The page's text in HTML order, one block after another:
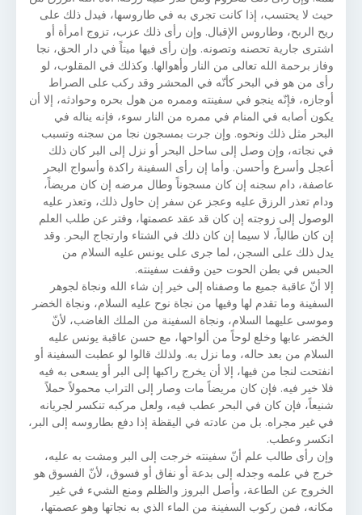
حيث لا يحتسب، إذا كانت تجري به في طاروسها، فيدل ذلك على
ريح الربح، وطاروس الإقبال. وإن رأى ذلك عزب، تزوج امرأة أو
اشترى جارية تحصنه وتصونه. وإن رأى فيها ميتاً في دار الحق، نجا
وفاز برحمة الله تعالى من النار وأهوالها. وكذلك في المقلوب، لو
رأى من هو في البحر كأنّه في المحشر وقد ركب على الصراط
أوجازه، فإنّه ينجو في سفينته وممره من هول بحره وحوادثه، إلا أن
يكون أصابه في المنام في ممره من النار سوء، فإنه يناله في
البحر مثل ذلك ونحوه. وإن جرت بمسجون نجا من سجنه وتسبب
في نجاته، وإن وصل إلى ساحل البحر أو نزل إلى البر كان ذلك
أعجل وأسرع وأحسن. وأما إن رأى السفينة راكدة وأسواج البحر
عاصفة، دام سجنه إن كان مسجوناً وطال مرضه إن كان مريضاً،
ودام تعذر الرزق عليه وعجز عن سفر إن حاول ذلك، وتعذر عليه
الوصول إلى زوجته إن كان قد عقد عصمتها، وفتر عن طلب العلم
إن كان طالباً، لا سيما إن كان ذلك في الشتاء وارتجاج البحر. وقد
يدل ذلك على السجن، لما جرى على يونس عليه السلام من
الحبس في بطن الحوت حين وقفت سفينته.
إلا أنّ عاقبة جميع ما وصفناه إلى خير إن شاء الله ونجاة لجوهر
السفينة وما تقدم لها وفيها من نجاة نوح عليه السلام، ونجاة الخضر
وموسى عليهما السلام، ونجاة السفينة من الملك الغاضب، لأنّ
الخضر عابها وخلع لوحاً من ألواحها، مع حسن عاقبة يونس عليه
السلام من بعد حاله، وما نزل به. ولذلك قالوا لو عطبت السفينة أو
انفتحت لنجا من فيها، إلا أن يخرج راكبها إلى البر أو يسعى به فيه
فلا خير فيه. فإن كان مريضاً مات وصار إلى التراب محمولاً حملاً
شنيعاً، فإن كان في البحر عطب فيه، ولعل مركبه تنكسر لجريانه
في غير مجراه. بل من عادته في اليقظة إذا دفع بطاروسه إلى البر،
انكسر وعطب.
وإن رأى طالب علم أنّ سفينته خرجت إلى البر ومشت به عليه،
خرج في علمه وجدله إلى بدعة أو نفاق أو فسوق، لأنّ الفسوق هو
الخروج عن الطاعة، وأصل البروز والظلم ومنع الشيء في غير
مكانه، فمن ركوب السفينة من الماء الذي به نجاتها وهو عصمتها،